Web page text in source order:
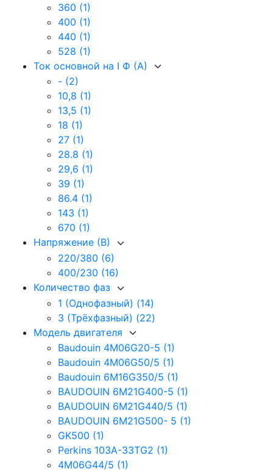
360 (1)
400 (1)
440 (1)
528 (1)
Ток основной на I Ф (А)
- (2)
10,8 (1)
13,5 (1)
18 (1)
27 (1)
28.8 (1)
29,6 (1)
39 (1)
86.4 (1)
143 (1)
670 (1)
Напряжение (В)
220/380 (6)
400/230 (16)
Количество фаз
1 (Однофазный) (14)
3 (Трёхфазный) (22)
Модель двигателя
Baudouin 4M06G20-5 (1)
Baudouin 4M06G50/5 (1)
Baudouin 6M16G350/5 (1)
BAUDOUIN 6M21G400-5 (1)
BAUDOUIN 6M21G440/5 (1)
BAUDOUIN 6M21G500- 5 (1)
GK500 (1)
Perkins 103A-33TG2 (1)
4M06G44/5 (1)